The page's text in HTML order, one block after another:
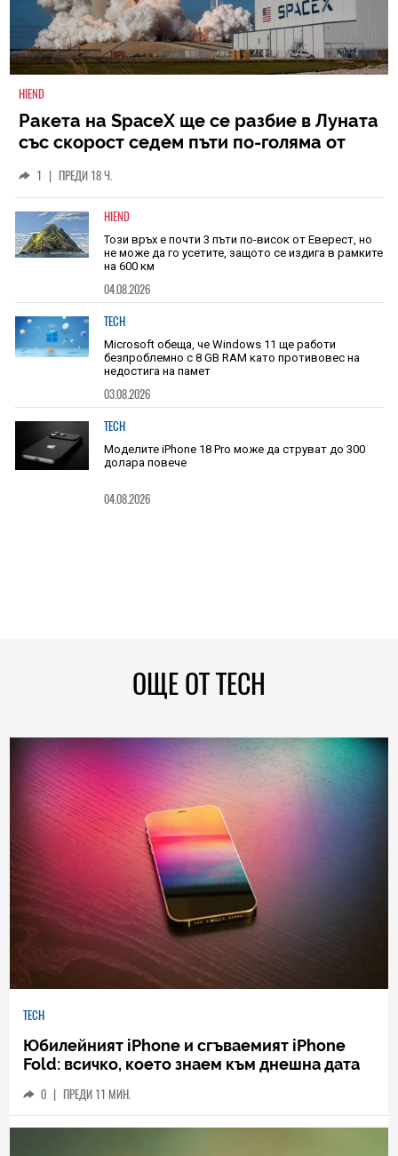
HIEND
Ракета на SpaceX ще се разбие в Луната
със скорост седем пъти по-голяма от
1 | ПРЕДИ 18 Ч.
HIEND
Този връх е почти 3 пъти по-висок от Еверест, но
не може да го усетите, защото се издига в рамките
на 600 км
04.08.2026
TECH
Microsoft обеща, че Windows 11 ще работи
безпроблемно с 8 GB RAM като противовес на
недостига на памет
03.08.2026
TECH
Моделите iPhone 18 Pro може да струват до 300
долара повече
04.08.2026
ОЩЕ ОТ TECH
TECH
Юбилейният iPhone и сгъваемият iPhone
Fold: всичко, което знаем към днешна дата
0 | ПРЕДИ 11 МИН.